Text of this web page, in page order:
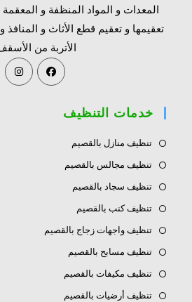
المعدات و المواد المنظفة و
تعقيمها و تعقيم قطع الأثاث و المنافذ
الأتربة من
Opens
خدمات التنظيف
تنظيف منازل بالقصيم
تنظيف مجالس بالقصيم
تنظيف سجاد بالقصيم
تنظيف كنب بالقصيم
تنظيف واجهات زجاج بالقصيم
تنظيف مسابح بالقصيم
تنظيف مكيفات بالقصيم
تنظيف أرضيات بالقصيم